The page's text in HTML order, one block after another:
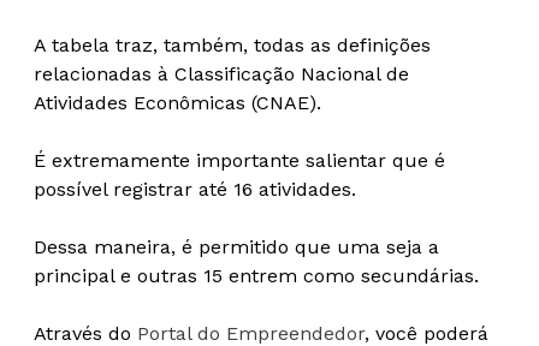
A tabela traz, também, todas as definições
relacionadas à Classificação Nacional de
Atividades Econômicas (CNAE).
É extremamente importante salientar que é
possível registrar até 16 atividades.
Dessa maneira, é permitido que uma seja a
principal e outras 15 entrem como secundárias.
Através do Portal do Empreendedor, você poderá